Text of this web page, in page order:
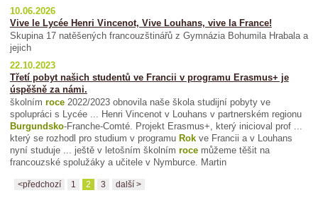
10.06.2026
Vive le Lycée Henri Vincenot, Vive Louhans, vive la France!
Skupina 17 natěšených francouzštinářů z Gymnázia Bohumila Hrabala a
jejich
22.10.2023
Třetí pobyt našich studentů ve Francii v programu Erasmus+ je
úspěšně za námi.
školním roce2022/2023 obnovila naše škola studijní pobyty ve
spolupráci s Lycée ... Henri Vincenot v Louhans v partnerském regionu
Burgundsko-Franche-Comté. Projekt Erasmus+, který inicioval prof ...
který se rozhodl pro studium v programu Rokve Francii a v Louhans
nyní studuje ... ještě v letošním školním rocemůžeme těšit na
francouzské spolužáky a učitele v Nymburce. Martin
<předchozí 1 2 3 další >